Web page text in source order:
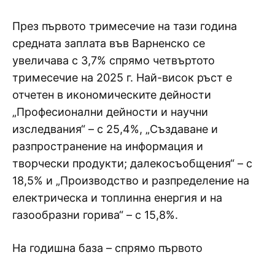
През първото тримесечие на тази година
средната заплата във Варненско се
увеличава с 3,7% спрямо четвъртото
тримесечие на 2025 г. Най-висок ръст е
отчетен в икономическите дейности
„Професионални дейности и научни
изследвания“ – с 25,4%, „Създаване и
разпространение на информация и
творчески продукти; далекосъобщения“ – с
18,5% и „Производство и разпределение на
електрическа и топлинна енергия и на
газообразни горива“ – с 15,8%.
На годишна база – спрямо първото